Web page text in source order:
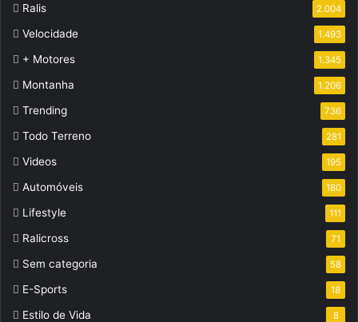
Ralis 2.004
Velocidade 1.493
+ Motores 1.345
Montanha 1.206
Trending 736
Todo Terreno 281
Videos 195
Automóveis 180
Lifestyle 111
Ralicross 71
Sem categoria 58
E-Sports 18
Estilo de Vida 8